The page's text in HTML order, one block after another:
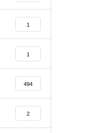
1
1
494
2